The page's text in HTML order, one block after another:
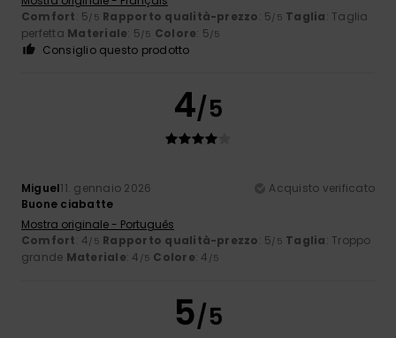
Comfort: 5/5 Rapporto qualità-prezzo: 5/5 Taglia: Taglia
perfetta Materiale: 5/5 Colore: 5/5
Consiglio questo prodotto
4/5
Miguel11. gennaio 2026
Acquisto verificato
Buone ciabatte
Mostra originale - Português
Comfort: 4/5 Rapporto qualità-prezzo: 5/5 Taglia: Troppo
grande Materiale: 4 /5 Colore: 4 /5
5/5